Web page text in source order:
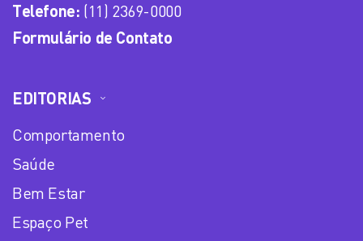
Telefone: (11) 2369-0000
Formulário de Contato
EDITORIAS
Comportamento
Saúde
Bem Estar
Espaço Pet